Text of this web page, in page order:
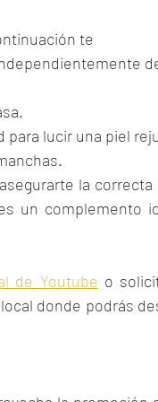
te
para lucir una piel
la
un complemento
de Youtube o
donde podrás